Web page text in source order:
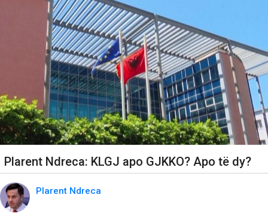
Plarent Ndreca: KLGJ apo GJKKO? Apo të dy?
Plarent Ndreca